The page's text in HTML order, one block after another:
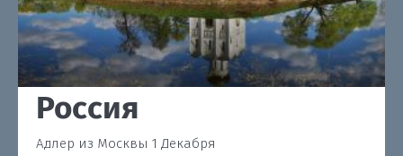
Россия
Адлер из Москвы 1 Декабря